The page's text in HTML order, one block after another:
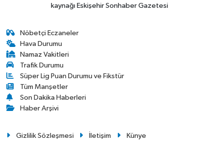
kaynağı Eskişehir Sonhaber Gazetesi
Nöbetçi Eczaneler
Hava Durumu
Namaz Vakitleri
Trafik Durumu
Süper Lig Puan Durumu ve Fikstür
Tüm Manşetler
Son Dakika Haberleri
Haber Arşivi
Gizlilik Sözleşmesi İletişim Künye